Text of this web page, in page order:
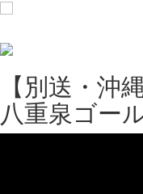
【別送・沖
八重泉ゴー